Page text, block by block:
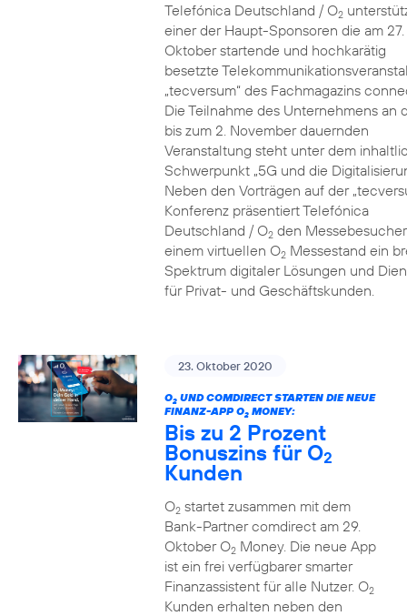
Telefónica Deutschland / O2
einer der Haupt-Sponsoren die am 27.
Oktober startende und hochkarätig
besetzte
„tecversum“ des Fachmagazins
Die Teilnahme des Unternehmens an
bis zum 2. November dauernden
Veranstaltung steht unter dem
Schwerpunkt „5G und die
Neben den Vorträgen auf der
Konferenz präsentiert Telefónica
Deutschland / O2den
einem virtuellen O2Messestand ein
Spektrum digitaler Lösungen und
für Privat- und Geschäftskunden.
23. Oktober 2020
O2UND COMDIRECT STARTEN DIE NEUE
FINANZ-APP O2MONEY:
Bis zu 2 Prozent
Bonuszins für O2
Kunden
O2startet zusammen mit dem
Bank-Partner comdirect am 29.
Oktober O2Money. Die neue App
ist ein frei verfügbarer smarter
Finanzassistent für alle Nutzer. O2
Kunden erhalten neben den